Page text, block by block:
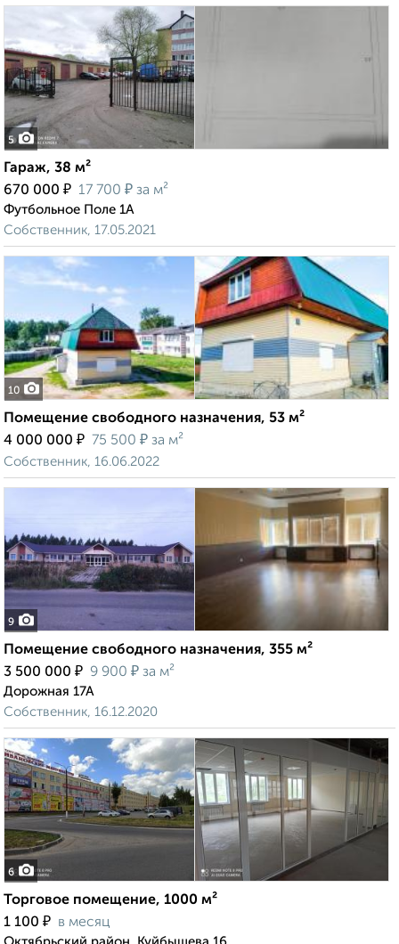
5
Гараж, 38 м²
670 000 ₽ 17 700 ₽ за м²
Футбольное Поле 1А
Собственник, 17.05.2021
10
Помещение свободного назначения, 53 м²
4 000 000 ₽ 75 500 ₽ за м²
Собственник, 16.06.2022
9
Помещение свободного назначения, 355 м²
3 500 000 ₽ 9 900 ₽ за м²
Дорожная 17А
Собственник, 16.12.2020
6
Торговое помещение, 1000 м²
1 100 ₽ в месяц